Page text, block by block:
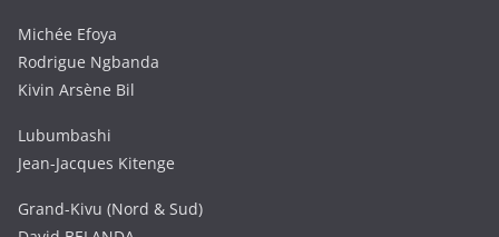
Michée Efoya
Rodrigue Ngbanda
Kivin Arsène Bil
Lubumbashi
Jean-Jacques Kitenge
Grand-Kivu (Nord & Sud)